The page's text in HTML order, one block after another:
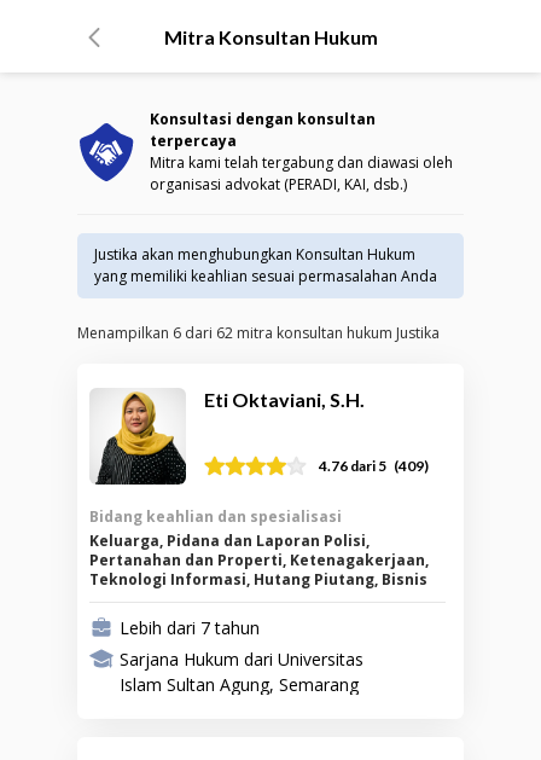
Mitra Konsultan Hukum
Konsultasi dengan konsultan
terpercaya
Mitra kami telah tergabung dan diawasi oleh
organisasi advokat (PERADI, KAI, dsb.)
Justika akan menghubungkan Konsultan Hukum
yang memiliki keahlian sesuai permasalahan Anda
Menampilkan 6 dari 62 mitra konsultan hukum Justika
Eti Oktaviani, S.H.
4.76 dari 5 (409)
Bidang keahlian dan spesialisasi
Keluarga, Pidana dan Laporan Polisi,
Pertanahan dan Properti, Ketenagakerjaan,
Teknologi Informasi, Hutang Piutang, Bisnis
Lebih dari 7 tahun
Sarjana Hukum dari Universitas
Islam Sultan Agung, Semarang